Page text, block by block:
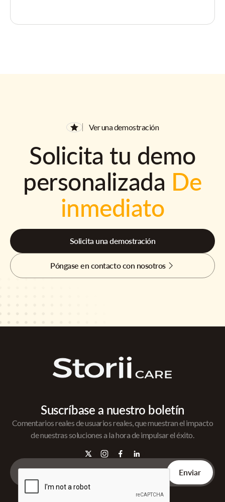
Ver una demostración
Solicita tu demo
personalizada De
inmediato
Solicita una demostración
Póngase en contacto con nosotros
Suscríbase a nuestro boletín
Comentarios reales de usuarios reales, que muestran el impacto
de nuestras soluciones a la hora de impulsar el éxito.